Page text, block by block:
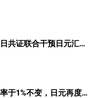
下跌？
共证联合干预日元汇
！金价缘何难涨？
于1%不变，日元再度走